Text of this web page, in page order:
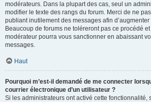
modérateurs. Dans la plupart des cas, seul un
modifier le texte des rangs du forum. Merci de ne
publiant inutilement des messages afin
Beaucoup de forums ne toléreront pas ce procédé
modérateur pourra vous sanctionner en abaissant
messages.
Haut
Pourquoi m’est-il demandé de me connecter
courrier électronique d’un utilisateur ?
Si les administrateurs ont activé cette fonctionnalité,